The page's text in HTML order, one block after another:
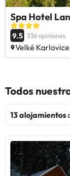
Spa Hotel
9.5 336 opiniones
Velké
Todos
13 alojamientos